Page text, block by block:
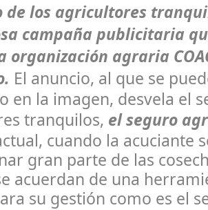
de los agricultores
campaña publicitaria
organización agraria
El anuncio, al que se
en la imagen, desvela el
tranquilos, el seguro
cuando la acuciante
gran parte de las
acuerdan de una
su gestión como es el